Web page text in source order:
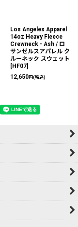
Los Angeles Apparel
14oz Heavy Fleece
Crewneck - Ash / ロ
サンゼルスアパレル ク
ルーネック スウェット
[HF07]
12,650円(税込)